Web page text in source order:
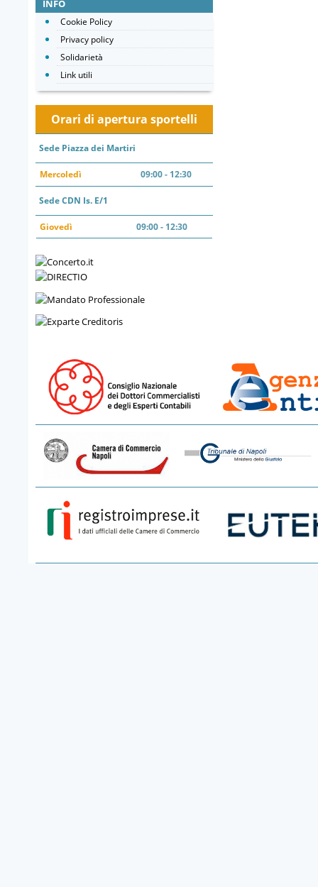
INFO
Cookie Policy
Privacy policy
Solidarietà
Link utili
Orari di apertura sportelli
Sede Piazza dei Martiri
Mercoledì 09:00 - 12:30
Sede CDN Is. E/1
Giovedì 09:00 - 12:30